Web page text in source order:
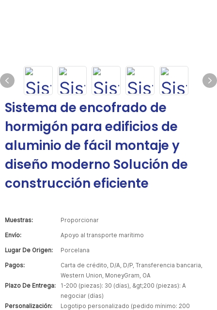
Sistema de encofrado de
hormigón para edificios de
aluminio de fácil montaje y
diseño moderno Solución de
construcción eficiente
Muestras: Proporcionar
Envío: Apoyo al transporte marítimo
Lugar De Origen: Porcelana
Pagos:
Carta de crédito, D/A, D/P, Transferencia bancaria,
Western Union, MoneyGram, OA
Plazo De Entrega:
1-200 (piezas): 30 (días), &gt;200 (piezas): A
negociar (días)
Personalización:
Logotipo personalizado (pedido mínimo: 200